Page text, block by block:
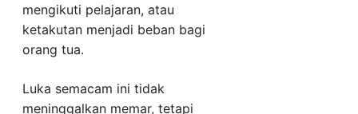
mengikuti pelajaran, atau
ketakutan menjadi beban bagi
orang tua.
Luka semacam ini tidak
meninggalkan memar, tetapi